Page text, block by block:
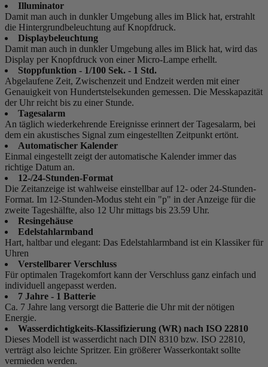
Illuminator
Damit man auch in dunkler Umgebung alles im Blick hat, erstrahlt
die Hintergrundbeleuchtung auf Knopfdruck.
Displaybeleuchtung
Damit man auch in dunkler Umgebung alles im Blick hat, wird das
Display per Knopfdruck von einer Micro-Lampe erhellt.
Stoppfunktion - 1/100 Sek. - 1 Std.
Abgelaufene Zeit, Zwischenzeit und Endzeit werden mit einer
Genauigkeit von Hundertstelsekunden gemessen. Die Messkapazität
der Uhr reicht bis zu einer Stunde.
Tagesalarm
An täglich wiederkehrende Ereignisse erinnert der Tagesalarm, bei
dem ein akustisches Signal zum eingestellten Zeitpunkt ertönt.
Automatischer Kalender
Einmal eingestellt zeigt der automatische Kalender immer das
richtige Datum an.
12-/24-Stunden-Format
Die Zeitanzeige ist wahlweise einstellbar auf 12- oder 24-Stunden-
Format. Im 12-Stunden-Modus steht ein "p" in der Anzeige für die
zweite Tageshälfte, also 12 Uhr mittags bis 23.59 Uhr.
Resingehäuse
Edelstahlarmband
Hart, haltbar und elegant: Das Edelstahlarmband ist ein Klassiker für
Uhren
Verstellbarer Verschluss
Für optimalen Tragekomfort kann der Verschluss ganz einfach und
individuell angepasst werden.
7 Jahre - 1 Batterie
Ca. 7 Jahre lang versorgt die Batterie die Uhr mit der nötigen
Energie.
Wasserdichtigkeits-Klassifizierung (WR) nach ISO 22810
Dieses Modell ist wasserdicht nach DIN 8310 bzw. ISO 22810,
verträgt also leichte Spritzer. Ein größerer Wasserkontakt sollte
vermieden werden.